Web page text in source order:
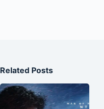
Related Posts